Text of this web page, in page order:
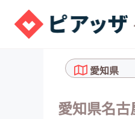
愛知県
愛知県名古